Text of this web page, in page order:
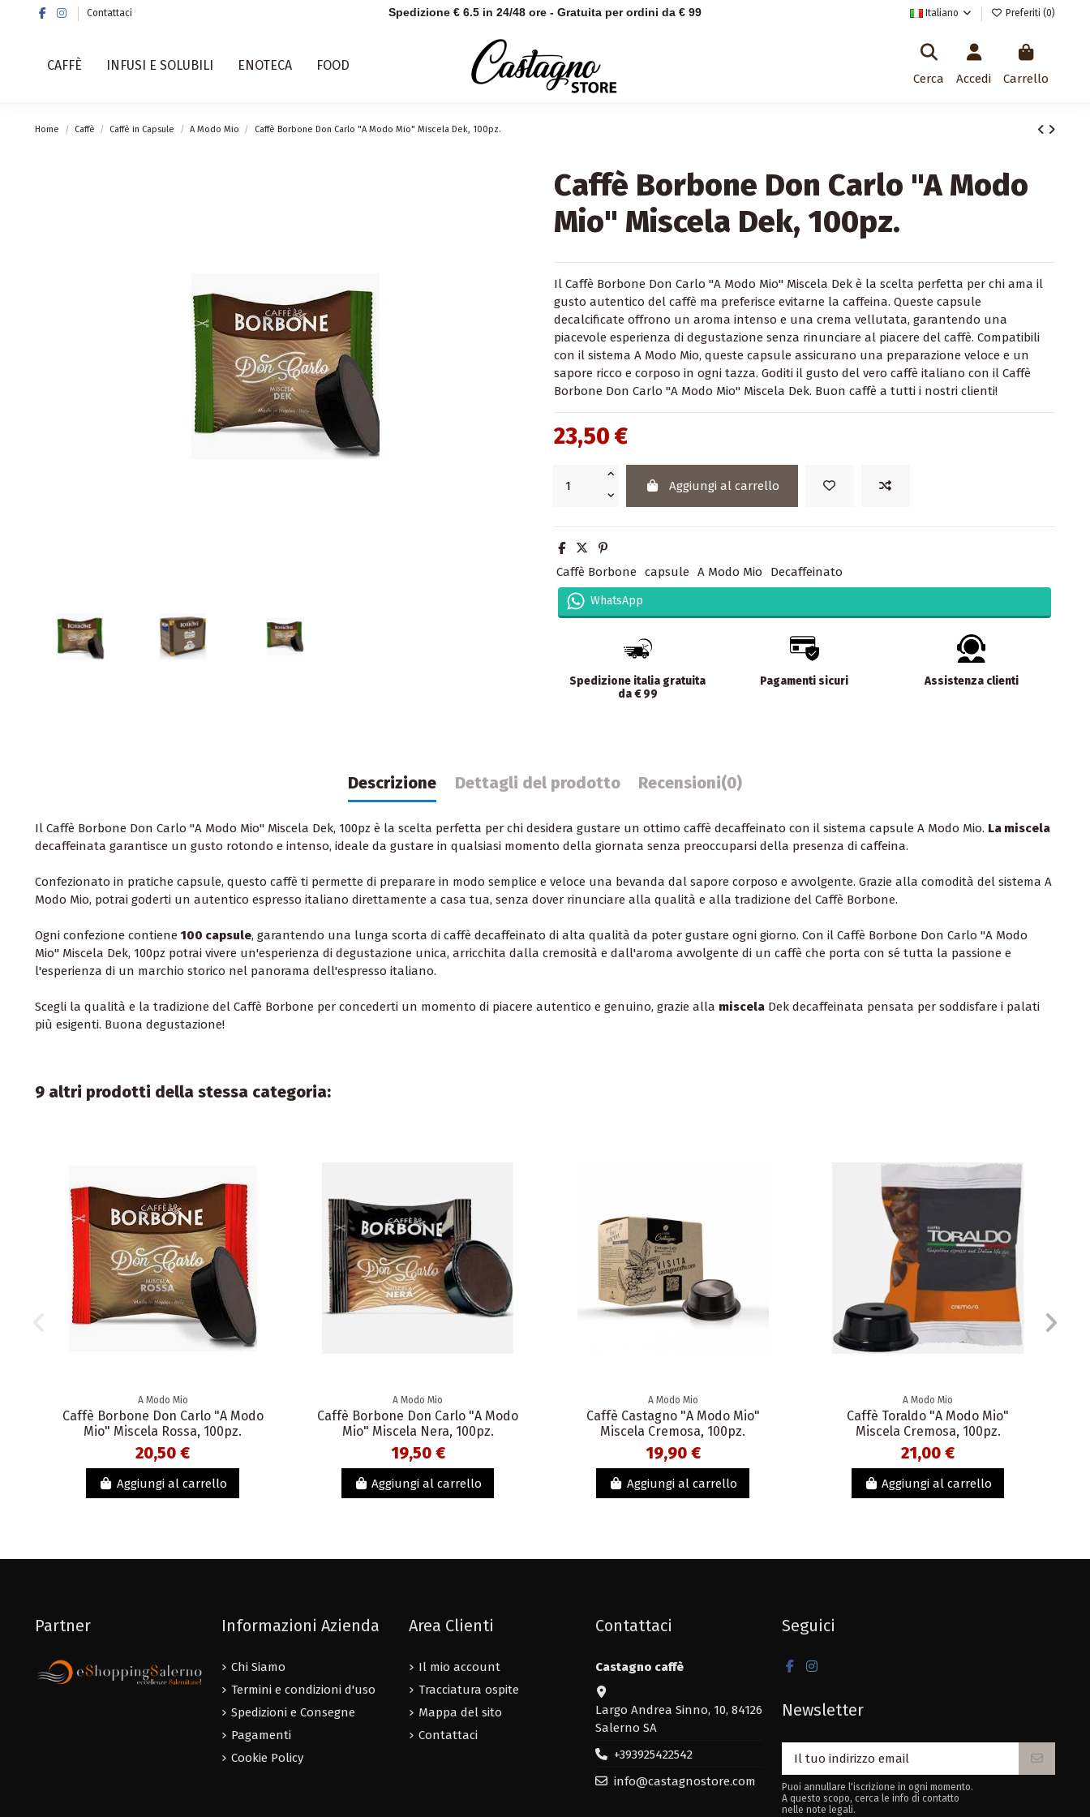
Contattaci Spedizione € 6.5 in 24/48 ore - Gratuita per ordini da € 99 Italiano Preferiti (0)
CAFFÈ INFUSI E SOLUBILI ENOTECA FOOD
Cerca Accedi Carrello
Home Caffè Caffè in Capsule A Modo Mio Caffè Borbone Don Carlo "A Modo Mio" Miscela Dek, 100pz.
Caffè Borbone Don Carlo "A Modo
Mio" Miscela Dek, 100pz.
Il Caffè Borbone Don Carlo "A Modo Mio" Miscela Dek è la scelta perfetta per chi ama il
gusto autentico del caffè ma preferisce evitarne la caffeina. Queste capsule
decalcificate offrono un aroma intenso e una crema vellutata, garantendo una
piacevole esperienza di degustazione senza rinunciare al piacere del caffè. Compatibili
con il sistema A Modo Mio, queste capsule assicurano una preparazione veloce e un
sapore ricco e corposo in ogni tazza. Goditi il gusto del vero caffè italiano con il Caffè
Borbone Don Carlo "A Modo Mio" Miscela Dek. Buon caffè a tutti i nostri clienti!
23,50 €
Aggiungi al carrello
Caffè Borbone capsule A Modo Mio Decaffeinato
WhatsApp
Spedizione italia gratuita
da € 99
Pagamenti sicuri Assistenza clienti
Descrizione Dettagli del prodotto Recensioni(0)
Il Caffè Borbone Don Carlo "A Modo Mio" Miscela Dek, 100pz è la scelta perfetta per chi desidera gustare un ottimo caffè decaffeinato con il sistema capsule A Modo Mio. La miscela
decaffeinata garantisce un gusto rotondo e intenso, ideale da gustare in qualsiasi momento della giornata senza preoccuparsi della presenza di caffeina.
Confezionato in pratiche capsule, questo caffè ti permette di preparare in modo semplice e veloce una bevanda dal sapore corposo e avvolgente. Grazie alla comodità del sistema A
Modo Mio, potrai goderti un autentico espresso italiano direttamente a casa tua, senza dover rinunciare alla qualità e alla tradizione del Caffè Borbone.
Ogni confezione contiene100 capsule, garantendo una lunga scorta di caffè decaffeinato di alta qualità da poter gustare ogni giorno. Con il Caffè Borbone Don Carlo "A Modo
Mio" Miscela Dek, 100pz potrai vivere un'esperienza di degustazione unica, arricchita dalla cremosità e dall'aroma avvolgente di un caffè che porta con sé tutta la passione e
l'esperienza di un marchio storico nel panorama dell'espresso italiano.
Scegli la qualità e la tradizione del Caffè Borbone per concederti un momento di piacere autentico e genuino, grazie alla miscela Dek decaffeinata pensata per soddisfare i palati
più esigenti. Buona degustazione!
9 altri prodotti della stessa categoria:
A Modo Mio
Caffè Borbone Don Carlo "A Modo
Mio" Miscela Rossa, 100pz.
20,50 €
Aggiungi al carrello
A Modo Mio
Caffè Borbone Don Carlo "A Modo
Mio" Miscela Nera, 100pz.
19,50 €
Aggiungi al carrello
A Modo Mio
Caffè Castagno "A Modo Mio"
Miscela Cremosa, 100pz.
19,90 €
Aggiungi al carrello
A Modo Mio
Caffè Toraldo "A Modo Mio"
Miscela Cremosa, 100pz.
21,00 €
Aggiungi al carrello
Partner Informazioni Azienda
Chi Siamo
Termini e condizioni d'uso
Spedizioni e Consegne
Pagamenti
Cookie Policy
Area Clienti
Il mio account
Tracciatura ospite
Mappa del sito
Contattaci
Contattaci
Castagno caffè
Largo Andrea Sinno, 10, 84126
Salerno SA
+393925422542
info@castagnostore.com
Seguici
Newsletter
Puoi annullare l'iscrizione in ogni momento.
A questo scopo, cerca le info di contatto
nelle note legali.